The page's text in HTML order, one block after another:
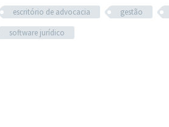
escritório de advocacia gestão
software jurídico